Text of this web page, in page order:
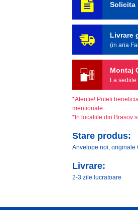
Solicita
Livrare
(in aria
Montaj
La sediile
*Atentie! Puteti
mentionate.
*In locatiile din Brasov
Stare produs:
Anvelope noi, originale
Livrare:
2-3 zile lucratoare